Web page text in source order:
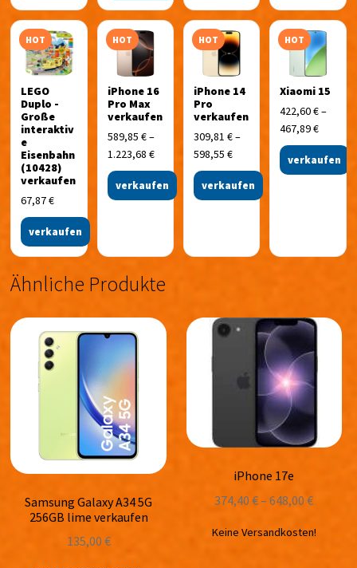
HOT
LEGO
Duplo -
Große
interaktiv
e
Eisenbahn
(10428)
verkaufen
67,87€
verkaufen
HOT
iPhone 16
Pro Max
verkaufen
589,85 €–
1.223,68 €
verkaufen
HOT
iPhone 14
Pro
verkaufen
309,81 €–
598,55 €
verkaufen
HOT
Xiaomi 15
422,60€–
467,89€
verkaufen
Ähnliche Produkte
Samsung Galaxy A34 5G
256GB lime verkaufen
135,00 €
iPhone 17e
374,40€–648,00€
Keine Versandkosten!